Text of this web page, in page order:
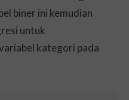
biner ini kemudian
untuk
kategori pada